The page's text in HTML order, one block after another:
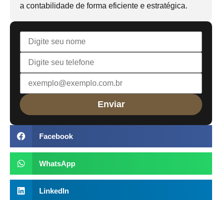
a contabilidade de forma eficiente e estratégica.
Facebook
WhatsApp
LinkedIn